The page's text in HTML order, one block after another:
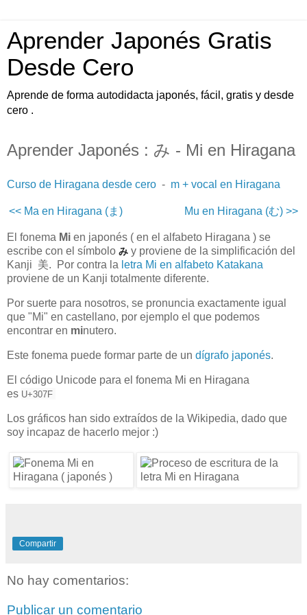
Aprender Japonés Gratis
Desde Cero
Aprende de forma autodidacta japonés, fácil, gratis y desde
cero .
Aprender Japonés : み - Mi en Hiragana
Curso de Hiragana desde cero - m + vocal en Hiragana
<< Ma en Hiragana (ま) Mu en Hiragana (む) >>
El fonema Mi en japonés ( en el alfabeto Hiragana ) se
escribe con el símbolo み y proviene de la simplificación del
Kanji 美. Por contra la letra Mi en alfabeto Katakana
proviene de un Kanji totalmente diferente.
Por suerte para nosotros, se pronuncia exactamente igual
que "Mi" en castellano, por ejemplo el que podemos
encontrar en minutero.
Este fonema puede formar parte de un dígrafo japonés.
El código Unicode para el fonema Mi en Hiragana
es U+307F
Los gráficos han sido extraídos de la Wikipedia, dado que
soy incapaz de hacerlo mejor :)
Compartir
No hay comentarios:
Publicar un comentario